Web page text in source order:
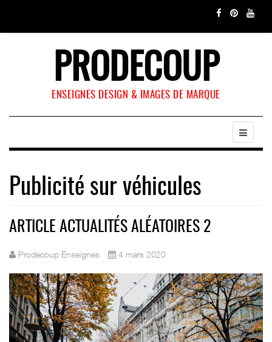
PRODECOUP
ENSEIGNES DESIGN & IMAGES DE MARQUE
Publicité sur véhicules
ARTICLE ACTUALITÉS ALÉATOIRES 2
Prodecoup Enseignes 4 mars 2020